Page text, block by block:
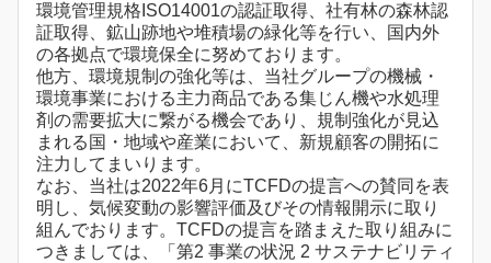
環境管理規格ISO14001の認証取得、社有林の森林認
証取得、鉱山跡地や堆積場の緑化等を行い、国内外
の各拠点で環境保全に努めております。
他方、環境規制の強化等は、当社グループの機械・
環境事業における主力商品である集じん機や水処理
剤の需要拡大に繋がる機会であり、規制強化が見込
まれる国・地域や産業において、新規顧客の開拓に
注力してまいります。
なお、当社は2022年6月にTCFDの提言への賛同を表
明し、気候変動の影響評価及びその情報開示に取り
組んでおります。TCFDの提言を踏まえた取り組みに
つきましては、「第2 事業の状況 2 サステナビリティ